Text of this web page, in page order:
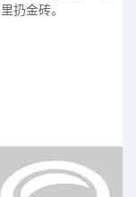
扔金砖。